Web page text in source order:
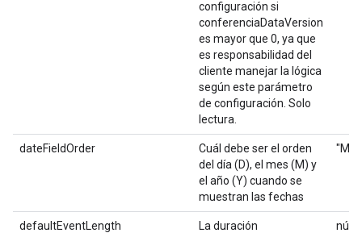
configuración si
conferenciaDataVersion
es mayor que 0, ya que
es responsabilidad del
cliente manejar la lógica
según este parámetro
de configuración. Solo
lectura.
dateFieldOrder
Cuál debe ser el orden
del día (D), el mes (M) y
el año (Y) cuando se
muestran las fechas
defaultEventLength
La duración